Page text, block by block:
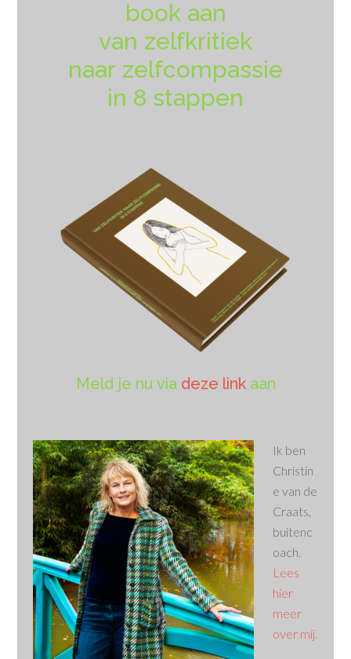
book aan
van zelfkritiek
naar zelfcompassie
in 8 stappen
Meld je nu via deze linkaan
Ik ben
Christin
e van de
Craats,
buitenc
oach.
Lees
hier
meer
over mij.